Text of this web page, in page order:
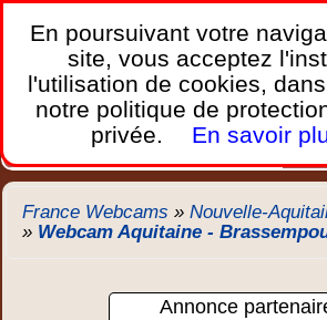
France
Les webcams sur mobiles,
Home Bretagne Corse Plages
Trafic Chercher New
France Webcams »Nouvelle-
» Webcam Aquitaine -
Annonce
En poursuivant votre
site, vous acceptez
l'utilisation de cookies,
notre politique de
privée.
En savoir